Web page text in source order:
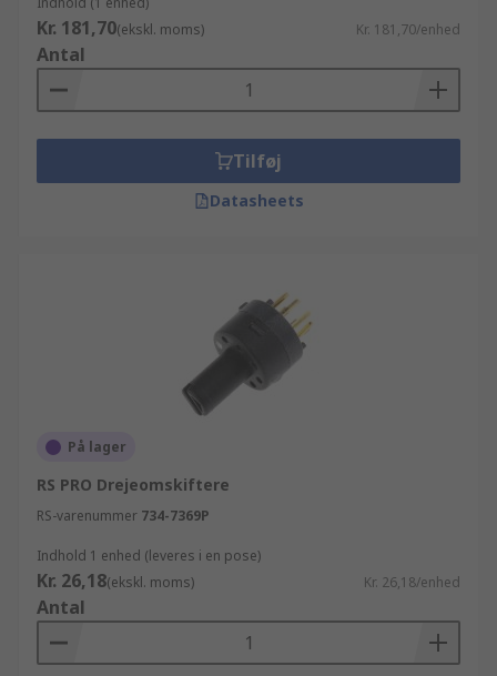
Kr. 181,70(ekskl. moms) Kr. 181,70/enhed
Antal
Tilføj
Datasheets
På lager
RS PRO Drejeomskiftere
RS-varenummer 734-7369P
Indhold 1 enhed (leveres i en pose)
Kr. 26,18(ekskl. moms) Kr. 26,18/enhed
Antal